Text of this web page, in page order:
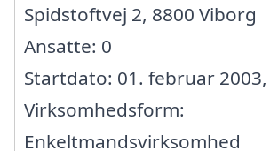
Spidstoftvej 2, 8800 Viborg
Ansatte: 0
Startdato: 01. februar 2003,
Virksomhedsform:
Enkeltmandsvirksomhed